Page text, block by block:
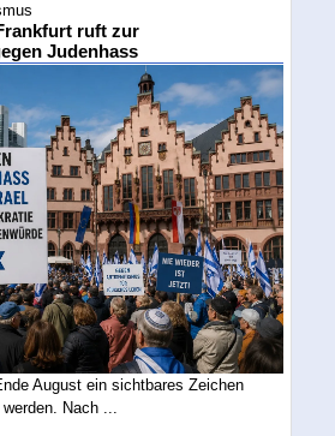
ruft zur
Judenhass
August ein sichtbares Zeichen
Nach ...